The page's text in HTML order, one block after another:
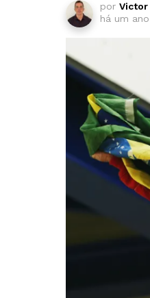
por Victor
há um ano